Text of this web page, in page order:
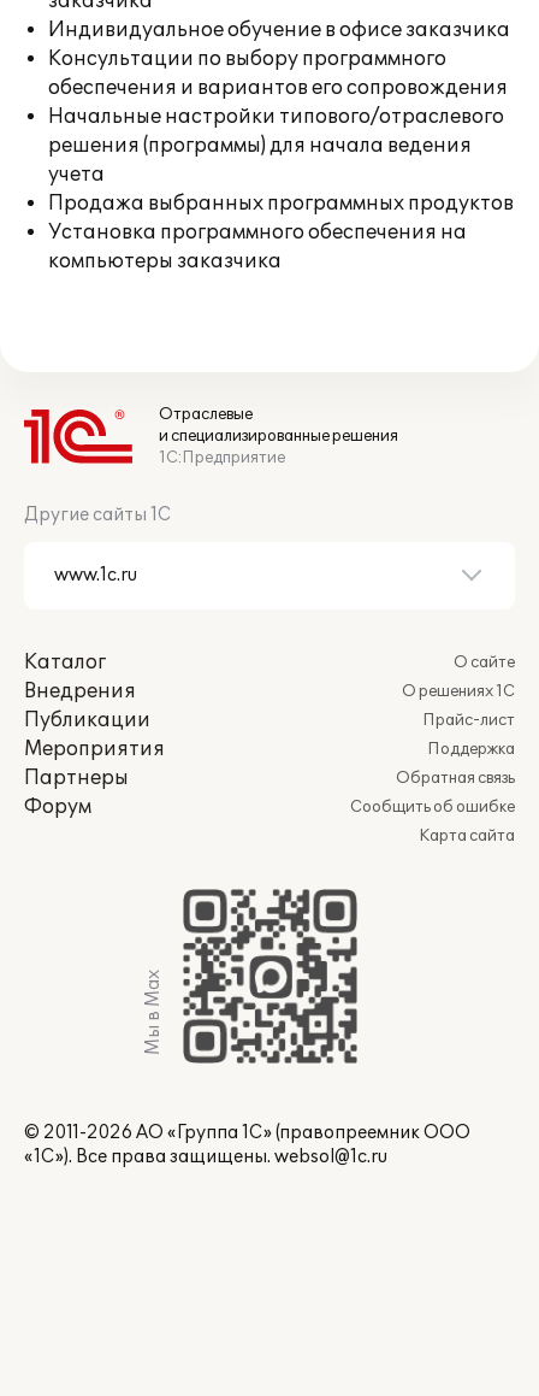
Индивидуальное обучение в офисе заказчика
Консультации по выбору программного
обеспечения и вариантов его сопровождения
Начальные настройки типового/отраслевого
решения (программы) для начала ведения
учета
Продажа выбранных программных продуктов
Установка программного обеспечения на
компьютеры заказчика
Отраслевые
и специализированные решения
1С:Предприятие
Другие сайты 1С
Каталог
Внедрения
Публикации
Мероприятия
Партнеры
Форум
О сайте
О решениях 1С
Прайс-лист
Поддержка
Обратная связь
Сообщить об ошибке
Карта сайта
Мы в Max
© 2011-2026 АО «Группа 1С» (правопреемник ООО
«1С»). Все права защищены. websol@1c.ru